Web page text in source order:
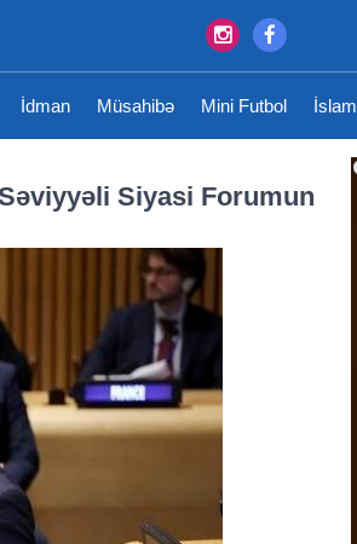
İdman Müsahibə Mini Futbol İslam
Siyasi Forumun